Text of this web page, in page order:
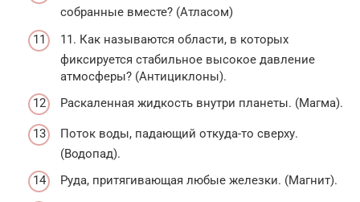
собранные вместе? (Атласом)
11. Как называются области, в которых
фиксируется стабильное высокое давление
атмосферы? (Антициклоны).
Раскаленная жидкость внутри планеты. (Магма).
Поток воды, падающий откуда-то сверху.
(Водопад).
Руда, притягивающая любые железки. (Магнит).